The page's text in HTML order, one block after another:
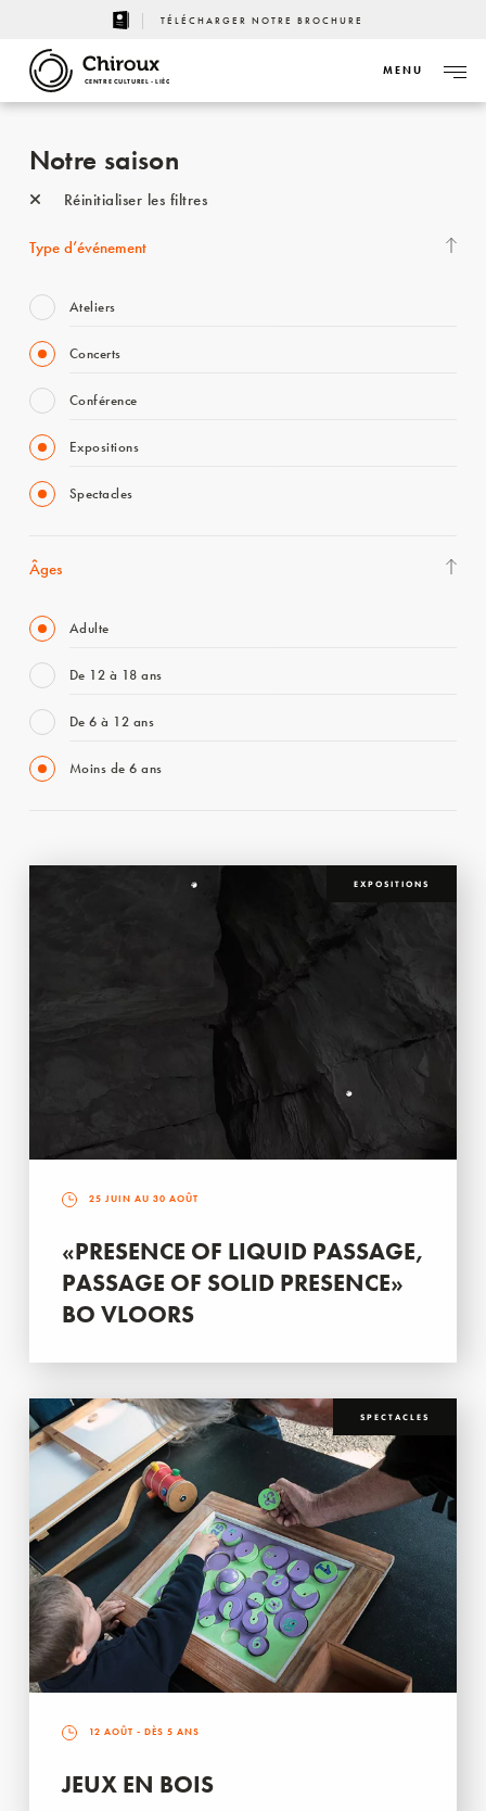
TÉLÉCHARGER NOTRE BROCHURE
CENTRE CULTUREL - LIÈGE
MENU
Notre saison
Réinitialiser les filtres
Type d’événement
Ateliers
Concerts
Conférence
Expositions
Spectacles
Âges
Adulte
De 12 à 18 ans
De 6 à 12 ans
Moins de 6 ans
EXPOSITIONS
25 JUIN AU 30 AOÛT
«PRESENCE OF LIQUID PASSAGE,
PASSAGE OF SOLID PRESENCE»
BO VLOORS
SPECTACLES
12 AOÛT - DÈS 5 ANS
JEUX EN BOIS